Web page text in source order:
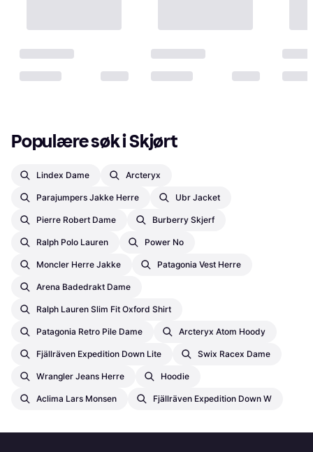
Populære søk i Skjørt
Lindex Dame Arcteryx
Parajumpers Jakke Herre Ubr Jacket
Pierre Robert Dame Burberry Skjerf
Ralph Polo Lauren Power No
Moncler Herre Jakke Patagonia Vest Herre
Arena Badedrakt Dame
Ralph Lauren Slim Fit Oxford Shirt
Patagonia Retro Pile Dame Arcteryx Atom Hoody
Fjällräven Expedition Down Lite Swix Racex Dame
Wrangler Jeans Herre Hoodie
Aclima Lars Monsen Fjällräven Expedition Down W